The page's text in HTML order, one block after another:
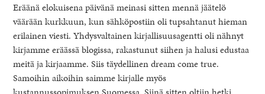
Eräänä elokuisena päivänä meinasi sitten mennä jäätelö
väärään kurkkuun, kun sähköpostiin oli tupsahtanut hieman
erilainen viesti. Yhdysvaltainen kirjallisuusagentti oli nähnyt
kirjamme eräässä blogissa, rakastunut siihen ja halusi edustaa
meitä ja kirjaamme. Siis täydellinen dream come true.
Samoihin aikoihin saimme kirjalle myös